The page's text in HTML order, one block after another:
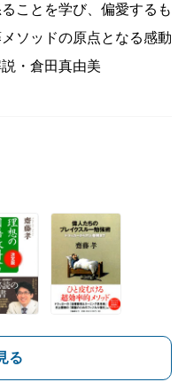
ことを学び、偏愛するも
ソッドの原点となる感動
・倉田真由美
る